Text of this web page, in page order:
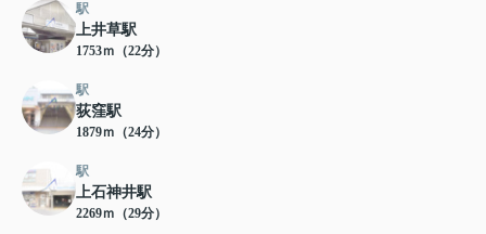
駅
上井草駅
1753ｍ（22分）
駅
荻窪駅
1879ｍ（24分）
駅
上石神井駅
2269ｍ（29分）